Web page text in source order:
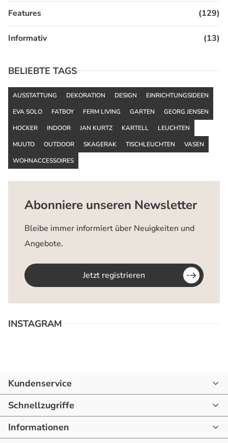
Features (129)
Informativ (13)
BELIEBTE TAGS
AUSSTATTUNG DEKORATION DESIGN
EINRICHTUNGSIDEEN
EVA SOLO
FATBOY FERM LIVING GARTEN
GEORG JENSEN
HOCKER
INDOOR JAN KURTZ KARTELL
LEUCHTEN
MUUTO
OUTDOOR SKAGERAK TISCHLEUCHTEN
VASEN
WOHNACCESSOIRES
Abonniere unseren Newsletter
Bleibe immer informiert über Neuigkeiten und
Angebote.
Jetzt registrieren
INSTAGRAM
Kundenservice
07144 - 866190
mail@raum-blick.de
Montag - Freitag
Schnellzugriffe
Startseite
Informationen